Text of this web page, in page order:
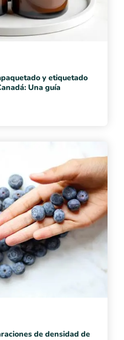
y etiquetado
Una guía
de densidad de